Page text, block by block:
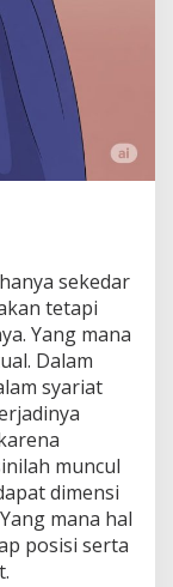
sekedar
tetapi
Yang mana
Dalam
syariat
muncul
dimensi
mana hal
posisi serta